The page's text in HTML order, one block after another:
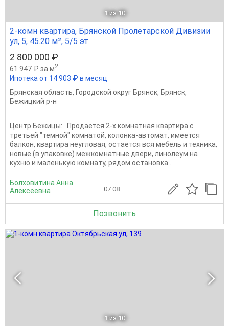
1 из 10
2-комн квартира, Брянской Пролетарской Дивизии
ул, 5, 45.20 м², 5/5 эт.
2 800 000 ₽
61 947 ₽ за м2
Ипотека от 14 903 ₽ в месяц
Брянская область, Городской округ Брянск, Брянск,
Бежицкий р-н
Центр Бежицы: Продается 2-х комнатная квартира с
третьей "темной" комнатой, колонка-автомат, имеется
балкон, квартира неугловая, остается вся мебель и техника,
новые (в упаковке) межкомнатные двери, линолеум на
кухню и маленькую комнату, рядом остановка...
Болховитина Анна
Алексеевна
07.08
Позвонить
1 из 10